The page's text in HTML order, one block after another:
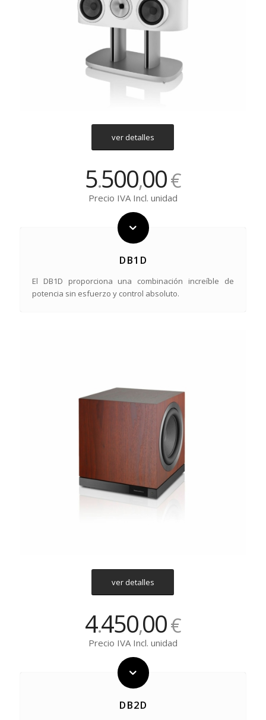
ver detalles
5.500,00€
Precio IVA Incl. unidad
DB1D
El DB1D proporciona una combinación increíble de
potencia sin esfuerzo y control absoluto.
ver detalles
4.450,00€
Precio IVA Incl. unidad
DB2D